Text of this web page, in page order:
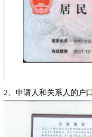
2、申请人和关系人的户